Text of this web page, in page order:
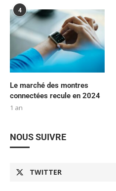
4
Le marché des montres
connectées recule en 2024
1 an
NOUS SUIVRE
TWITTER